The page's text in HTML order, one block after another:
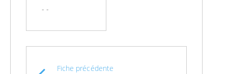
- -
Fiche précédente